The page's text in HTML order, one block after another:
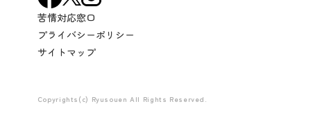
苦情対応窓口
プライバシーポリシー
サイトマップ
Copyrights(c) Ryusouen All Rights Reserved.